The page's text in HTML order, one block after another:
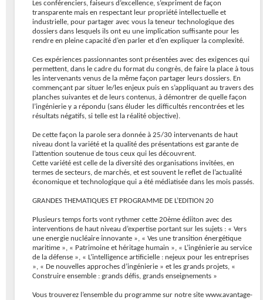
Les conférenciers, faiseurs d’excellence, s’expriment de façon
transparente mais en respectant leur propriété intellectuelle et
industrielle, pour partager avec vous la teneur technologique des
dossiers dans lesquels ils ont eu une implication suffisante pour les
rendre en pleine capacité d’en parler et d’en expliquer la complexité.
Ces expériences passionnantes sont présentées avec des exigences qui
permettent, dans le cadre du format du congrès, de faire la place à tous
les intervenants venus de la même façon partager leurs dossiers. En
commençant par situer le/les enjeux puis en s’appliquant au travers des
planches suivantes et de leurs contenus, à démontrer de quelle façon
l’ingénierie y a répondu (sans éluder les difficultés rencontrées et les
résultats négatifs, si telle est la réalité objective).
De cette façon la parole sera donnée à 25/30 intervenants de haut
niveau dont la variété et la qualité des présentations est garante de
l’attention soutenue de tous ceux qui les découvrent.
Cette variété est celle de la diversité des organisations invitées, en
termes de secteurs, de marchés, et est souvent le reflet de l’actualité
économique et technologique qui a été médiatisée dans les mois passés.
GRANDES THEMATIQUES ET PROGRAMME DE L’EDITION 20
Plusieurs temps forts vont rythmer cette 20ème édiiton avec des
interventions de haut niveau d’expertise portant sur les sujets : « Vers
une energie nucléaire innovante », « Ves une transition énergétique
maritime », « Patrimoine et héritage humain », « L’ingénierie au service
de la défense », « L’intelligence artificielle : nejeux pour les entreprises
», « De nouvelles approches d’ingénierie » et les grands projets, «
Construire ensemble : grands défis, grands enseignements »
Vous trouverez l’ensemble du programme sur notre site www.avantage-